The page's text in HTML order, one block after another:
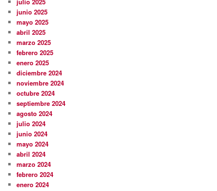
julio 2025
junio 2025
mayo 2025
abril 2025
marzo 2025
febrero 2025
enero 2025
diciembre 2024
noviembre 2024
octubre 2024
septiembre 2024
agosto 2024
julio 2024
junio 2024
mayo 2024
abril 2024
marzo 2024
febrero 2024
enero 2024